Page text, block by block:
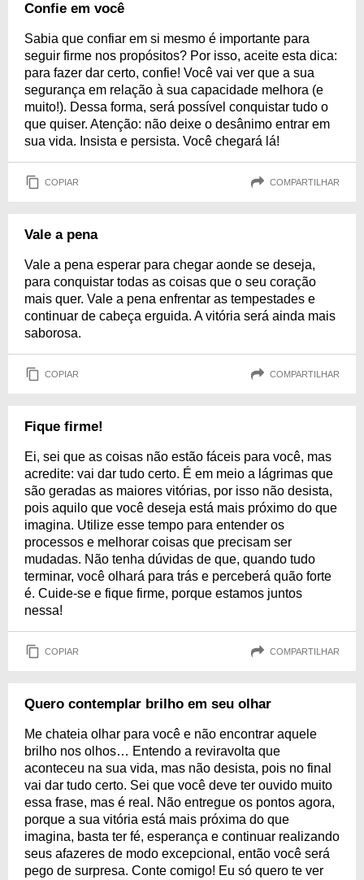
Confie em você
Sabia que confiar em si mesmo é importante para
seguir firme nos propósitos? Por isso, aceite esta dica:
para fazer dar certo, confie! Você vai ver que a sua
segurança em relação à sua capacidade melhora (e
muito!). Dessa forma, será possível conquistar tudo o
que quiser. Atenção: não deixe o desânimo entrar em
sua vida. Insista e persista. Você chegará lá!
COPIAR COMPARTILHAR
Vale a pena
Vale a pena esperar para chegar aonde se deseja,
para conquistar todas as coisas que o seu coração
mais quer. Vale a pena enfrentar as tempestades e
continuar de cabeça erguida. A vitória será ainda mais
saborosa.
COPIAR COMPARTILHAR
Fique firme!
Ei, sei que as coisas não estão fáceis para você, mas
acredite: vai dar tudo certo. É em meio a lágrimas que
são geradas as maiores vitórias, por isso não desista,
pois aquilo que você deseja está mais próximo do que
imagina. Utilize esse tempo para entender os
processos e melhorar coisas que precisam ser
mudadas. Não tenha dúvidas de que, quando tudo
terminar, você olhará para trás e perceberá quão forte
é. Cuide-se e fique firme, porque estamos juntos
nessa!
COPIAR COMPARTILHAR
Quero contemplar brilho em seu olhar
Me chateia olhar para você e não encontrar aquele
brilho nos olhos… Entendo a reviravolta que
aconteceu na sua vida, mas não desista, pois no final
vai dar tudo certo. Sei que você deve ter ouvido muito
essa frase, mas é real. Não entregue os pontos agora,
porque a sua vitória está mais próxima do que
imagina, basta ter fé, esperança e continuar realizando
seus afazeres de modo excepcional, então você será
pego de surpresa. Conte comigo! Eu só quero te ver